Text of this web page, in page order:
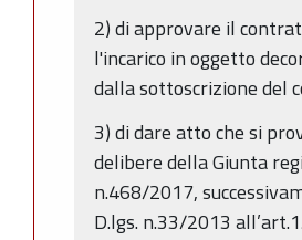
2) di approvare il
l'incarico in oggetto
dalla sottoscrizione del
3) di dare atto che si
delibere della Giunta
n.468/2017,
D.lgs. n.33/2013